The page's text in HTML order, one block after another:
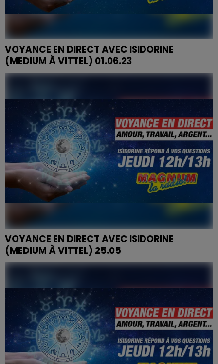
VOYANCE EN DIRECT AVEC ISIDORINE
(MEDIUM À VITTEL) 01.06.23
VOYANCE EN DIRECT AVEC ISIDORINE
(MEDIUM À VITTEL) 25.05